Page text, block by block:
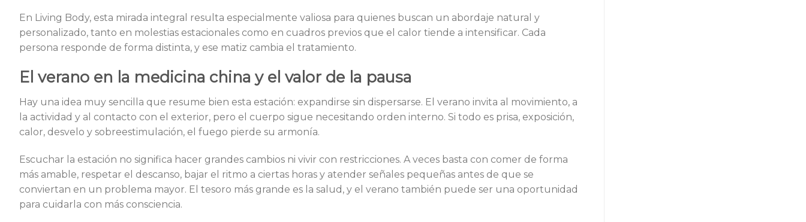
En Living Body, esta mirada integral resulta especialmente valiosa para quienes buscan un abordaje natural y
personalizado, tanto en molestias estacionales como en cuadros previos que el calor tiende a intensificar. Cada
persona responde de forma distinta, y ese matiz cambia el tratamiento.
El verano en la medicina china y el valor de la pausa
Hay una idea muy sencilla que resume bien esta estación: expandirse sin dispersarse. El verano invita al movimiento, a
la actividad y al contacto con el exterior, pero el cuerpo sigue necesitando orden interno. Si todo es prisa, exposición,
calor, desvelo y sobreestimulación, el fuego pierde su armonía.
Escuchar la estación no significa hacer grandes cambios ni vivir con restricciones. A veces basta con comer de forma
más amable, respetar el descanso, bajar el ritmo a ciertas horas y atender señales pequeñas antes de que se
conviertan en un problema mayor. El tesoro más grande es la salud, y el verano también puede ser una oportunidad
para cuidarla con más consciencia.